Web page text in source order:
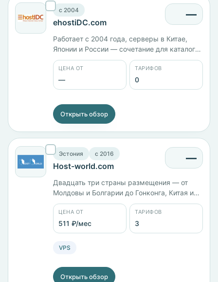
c 2004
ehostiDC.com
—
Работает с 2004 года, серверы в Китае,
Японии и России — сочетание для каталога
редкое. Страна регистрации, тарифы и
панель управления в карточке не заведены.
ЦЕНА ОТ
—
ТАРИФОВ
0
Открыть обзор
Эстония c 2016
Host-world.com
—
Двадцать три страны размещения — от
Молдовы и Болгарии до Гонконга, Китая и
Японии. Конфигурации KVM: 512 МБ памяти
и 15 ГБ диска, 1 ГБ и 20 ГБ, 2 ГБ и 30 ГБ.
Минимальная цена 525 ₽/мес, четыре
панели на выбор, оплата в том числе
биткоином.
ЦЕНА ОТ
511 ₽/мес
ТАРИФОВ
3
VPS
Открыть обзор